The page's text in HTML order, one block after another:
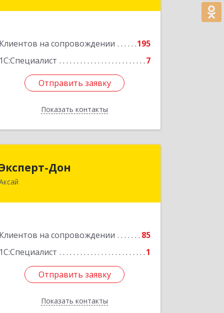
Клиентов на сопровождении
195
1С:Специалист
7
Отправить заявку
Показать контакты
Подробнее
Отправить заявку
Назад
Дон
Клиентов на сопровождении
85
1С:Специалист
1
Отправить заявку
Показать контакты
Отправить заявку
Назад